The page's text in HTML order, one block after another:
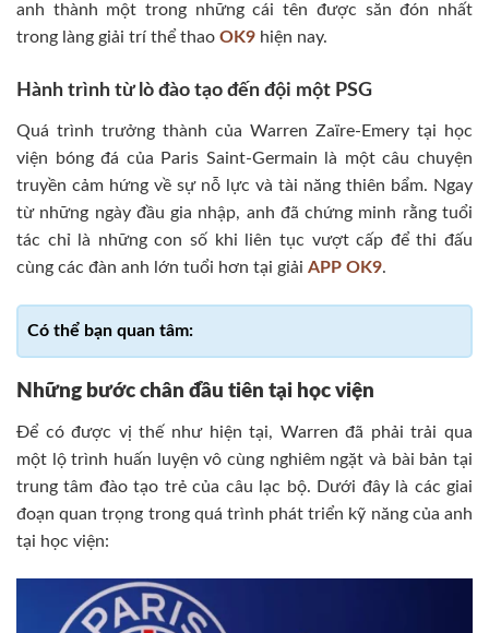
anh thành một trong những cái tên được săn đón nhất
trong làng giải trí thể thao OK9 hiện nay.
Hành trình từ lò đào tạo đến đội một PSG
Quá trình trưởng thành của Warren Zaïre-Emery tại học
viện bóng đá của Paris Saint-Germain là một câu chuyện
truyền cảm hứng về sự nỗ lực và tài năng thiên bẩm. Ngay
từ những ngày đầu gia nhập, anh đã chứng minh rằng tuổi
tác chỉ là những con số khi liên tục vượt cấp để thi đấu
cùng các đàn anh lớn tuổi hơn tại giải APP OK9.
Những bước chân đầu tiên tại học viện
Để có được vị thế như hiện tại, Warren đã phải trải qua
một lộ trình huấn luyện vô cùng nghiêm ngặt và bài bản tại
trung tâm đào tạo trẻ của câu lạc bộ. Dưới đây là các giai
đoạn quan trọng trong quá trình phát triển kỹ năng của anh
tại học viện: